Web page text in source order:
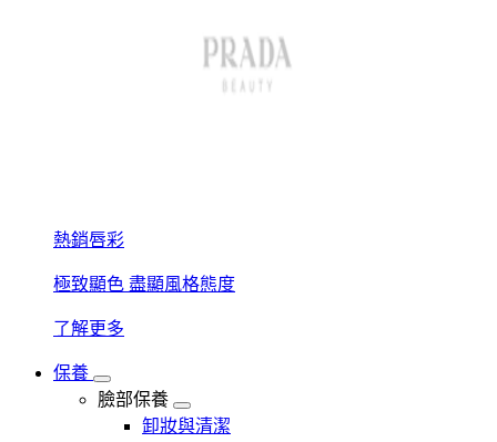
熱銷唇彩
極致顯色 盡顯風格態度
了解更多
保養
臉部保養
卸妝與清潔